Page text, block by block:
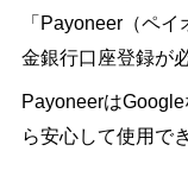
「Payoneer（ペ
金銀行口座登録が
Payoneerは
ら安心して使用で